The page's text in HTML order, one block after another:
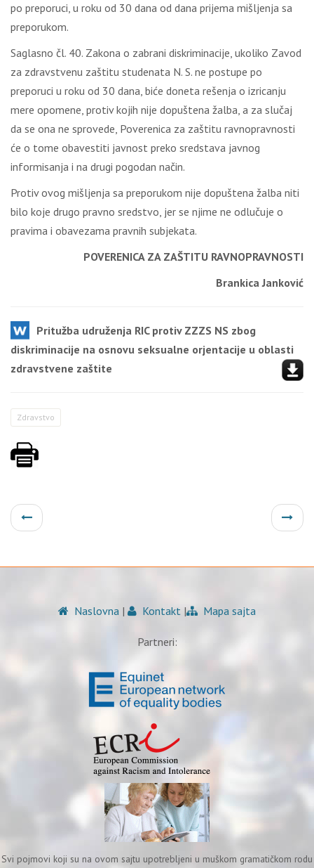
po preporuci, u roku od 30 dana od dana prijema mišljenja sa
preporukom.
Saglasno čl. 40. Zakona o zabrani diskriminacije, ukoliko Zavod
za zdravstvenu zaštitu studenata N. S. ne postupe po
preporuci u roku od 30 dana, biće doneta rešenja o izricanju
mere opomene, protiv kojih nije dopuštena žalba, a za slučaj
da se ona ne sprovede, Poverenica za zaštitu ravnopravnosti
će o tome obavestiti javnost preko sredstava javnog
informisanja i na drugi pogodan način.
Protiv ovog mišljenja sa preporukom nije dopuštena žalba niti
bilo koje drugo pravno sredstvo, jer se njime ne odlučuje o
pravima i obavezama pravnih subjekata.
POVERENICA ZA ZAŠTITU RAVNOPRAVNOSTI
Brankica Janković
Pritužba udruženja RIC protiv ZZZS NS zbog
diskriminacije na osnovu seksualne orjentacije u oblasti
zdravstvene zaštite
Zdravstvo
Naslovna | Kontakt | Mapa sajta
Partneri:
Svi pojmovi koji su na ovom sajtu upotrebljeni u muškom gramatičkom rodu